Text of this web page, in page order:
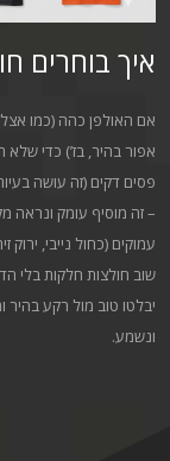
איך בוחרים
אם האולפן כהה (כמו
אפור בהיר, בז’) כדי
פסים דקים (זה עושה
– זה מוסיף עומק ונראה
עמוקים (כחול נייבי,
שוב חולצות חלקות בלי
יבלטו טוב מול רקע
ונשמע.